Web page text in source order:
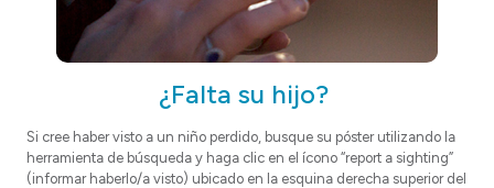
¿Falta su hijo?
Si cree haber visto a un niño perdido, busque su póster utilizando la
herramienta de búsqueda y haga clic en el ícono “report a sighting”
(informar haberlo/a visto) ubicado en la esquina derecha superior del